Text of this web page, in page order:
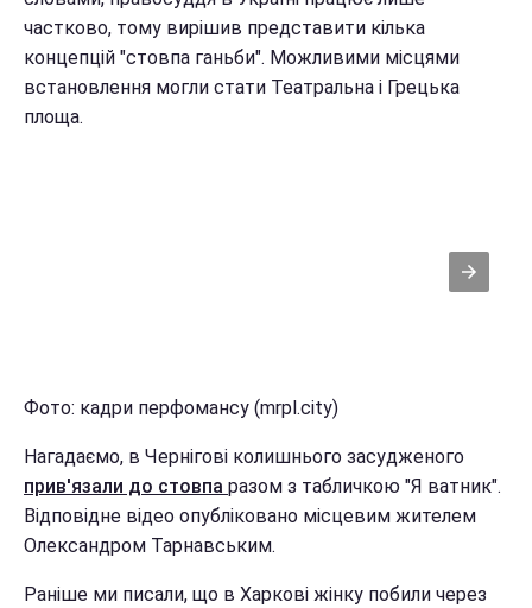
частково, тому вирішив представити кілька
концепцій "стовпа ганьби". Можливими місцями
встановлення могли стати Театральна і Грецька
площа.
Фото: кадри перфомансу (mrpl.city)
Нагадаємо, в Чернігові колишнього засудженого
прив'язали до стовпа разом з табличкою "Я ватник".
Відповідне відео опубліковано місцевим жителем
Олександром Тарнавським.
Раніше ми писали, що в Харкові жінку побили через